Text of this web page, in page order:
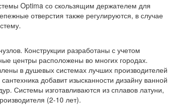
Optima со скользящим держателем для
отверстия также регулируются, в случае
Конструкции разработаны с учетом
центры расположены во многих городах.
в душевых системах лучших производителей
добавит изысканности дизайну ванной
Системы изготавливаются из сплавов латуни,
(2-10 лет).